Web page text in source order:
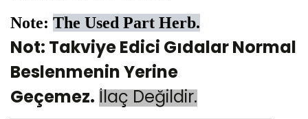
Note: The Used Part Herb.
Not: Takviye Edici Gıdalar Normal
Beslenmenin Yerine
Geçemez. İlaç Değildir.